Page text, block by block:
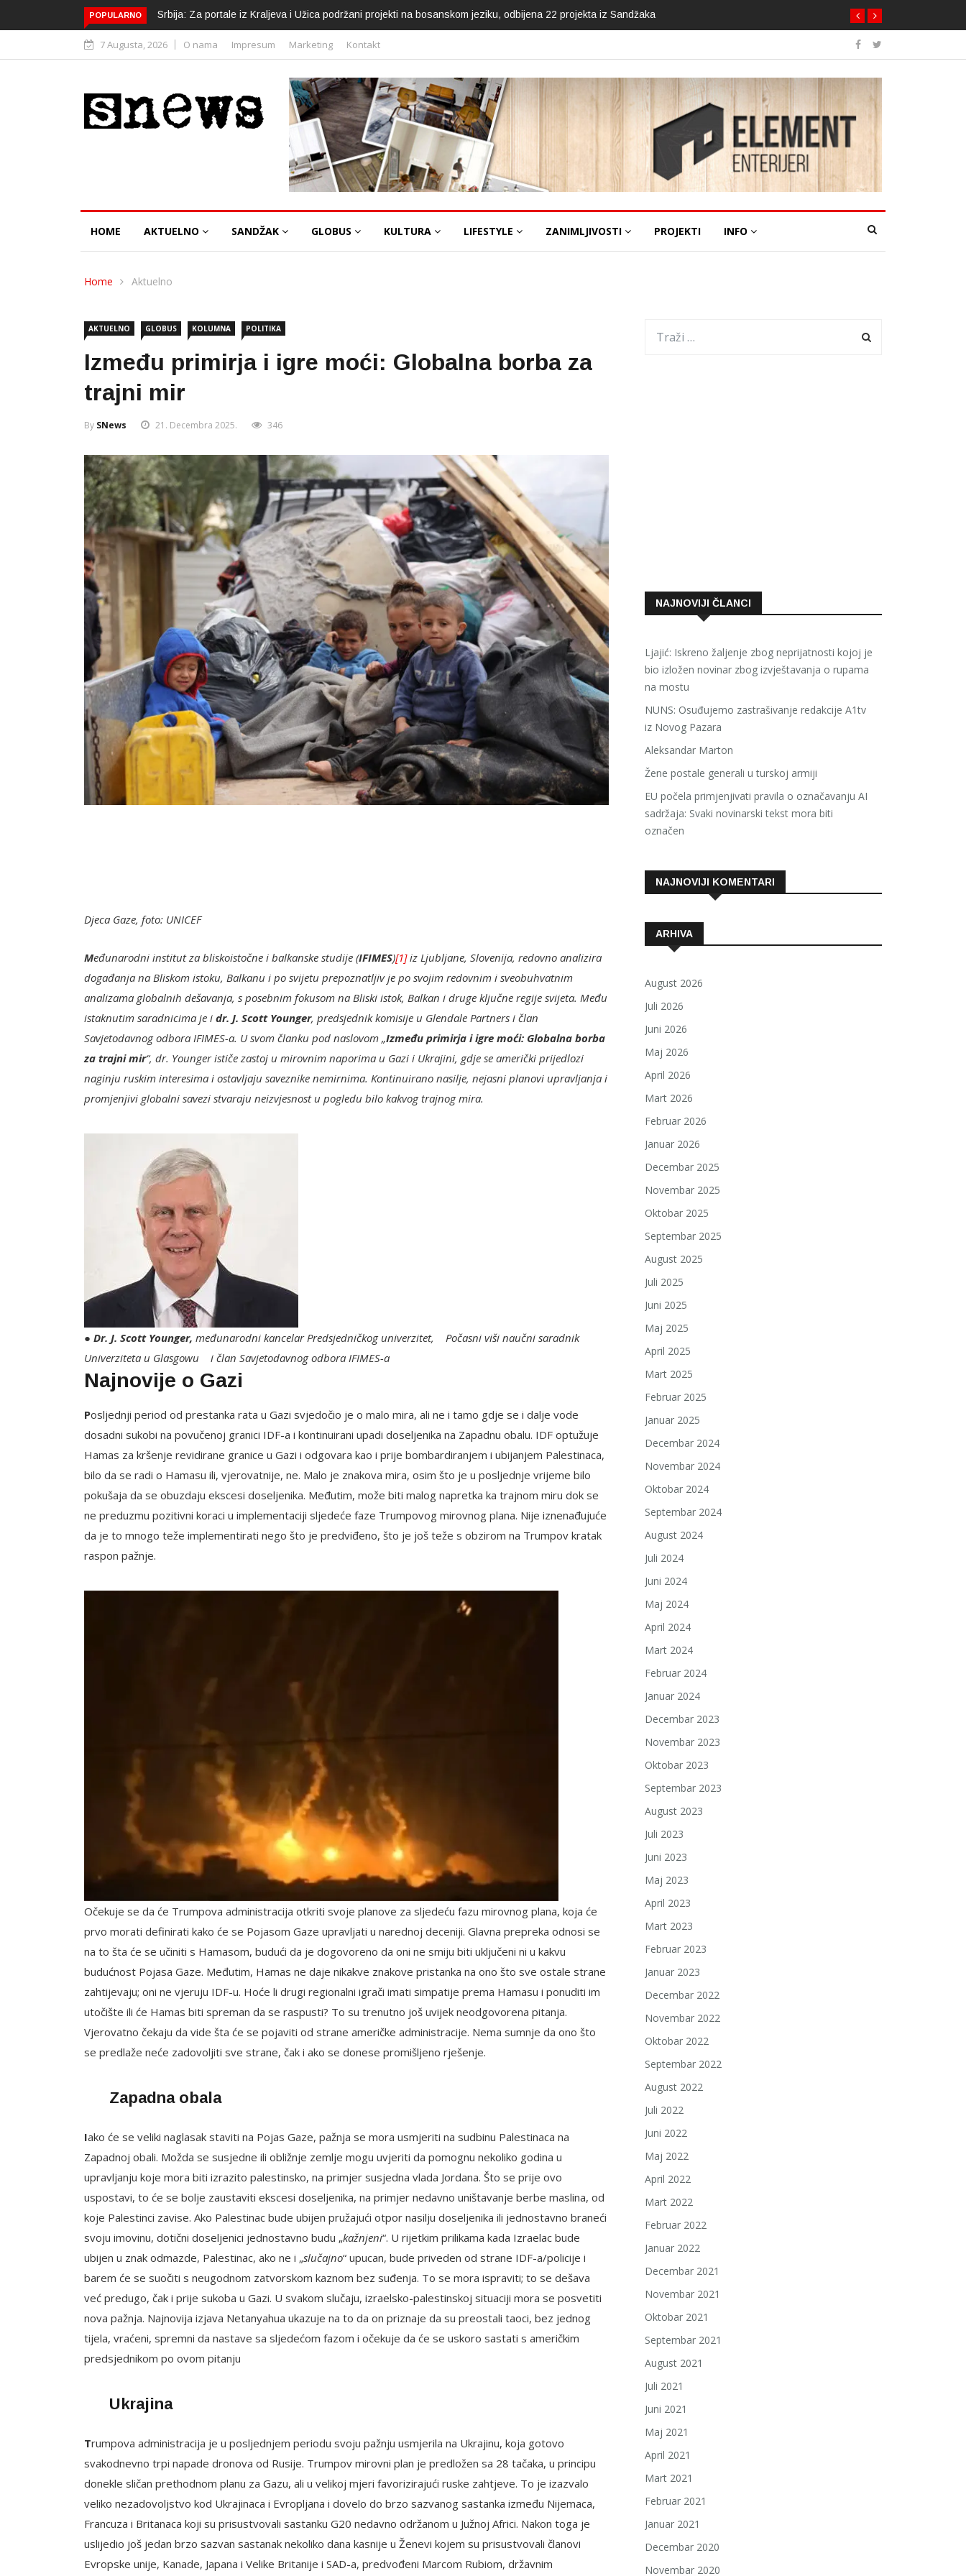
POPULARNO Srbija: Za portale iz Kraljeva i Užica podržani projekti na bosanskom jeziku, odbijena 22 projekta iz Sandžaka
7 Augusta, 2026 O nama Impresum Marketing Kontakt
HOME AKTUELNO SANDŽAK GLOBUS KULTURA LIFESTYLE ZANIMLJIVOSTI PROJEKTI INFO
Home Aktuelno
AKTUELNO GLOBUS KOLUMNA POLITIKA
Između primirja i igre moći: Globalna borba za
trajni mir
By SNews 21. Decembra 2025. 346
Djeca Gaze, foto: UNICEF
Međunarodni institut za bliskoistočne i balkanske studije (IFIMES)[1]iz Ljubljane, Slovenija, redovno analizira
događanja na Bliskom istoku, Balkanu i po svijetu prepoznatljiv je po svojim redovnim i sveobuhvatnim
analizama globalnih dešavanja, s posebnim fokusom na Bliski istok, Balkan i druge ključne regije svijeta. Među
istaknutim saradnicima je i dr. J. Scott Younger, predsjednik komisije u Glendale Partners i član
Savjetodavnog odbora IFIMES-a. U svom članku pod naslovom „Između primirja i igre moći: Globalna borba
za trajni mir“, dr. Younger ističe zastoj u mirovnim naporima u Gazi i Ukrajini, gdje se američki prijedlozi
naginju ruskim interesima i ostavljaju saveznike nemirnima. Kontinuirano nasilje, nejasni planovi upravljanja i
promjenjivi globalni savezi stvaraju neizvjesnost u pogledu bilo kakvog trajnog mira.
● Dr. J. Scott Younger, međunarodni kancelar Predsjedničkog univerzitet, Počasni viši naučni saradnik
Univerziteta u Glasgowu i član Savjetodavnog odbora IFIMES-a
Najnovije o Gazi
Posljednji period od prestanka rata u Gazi svjedočio je o malo mira, ali ne i tamo gdje se i dalje vode
dosadni sukobi na povučenoj granici IDF-a i kontinuirani upadi doseljenika na Zapadnu obalu. IDF optužuje
Hamas za kršenje revidirane granice u Gazi i odgovara kao i prije bombardiranjem i ubijanjem Palestinaca,
bilo da se radi o Hamasu ili, vjerovatnije, ne. Malo je znakova mira, osim što je u posljednje vrijeme bilo
pokušaja da se obuzdaju ekscesi doseljenika. Međutim, može biti malog napretka ka trajnom miru dok se
ne preduzmu pozitivni koraci u implementaciji sljedeće faze Trumpovog mirovnog plana. Nije iznenađujuće
da je to mnogo teže implementirati nego što je predviđeno, što je još teže s obzirom na Trumpov kratak
raspon pažnje.
Očekuje se da će Trumpova administracija otkriti svoje planove za sljedeću fazu mirovnog plana, koja će
prvo morati definirati kako će se Pojasom Gaze upravljati u narednoj deceniji. Glavna prepreka odnosi se
na to šta će se učiniti s Hamasom, budući da je dogovoreno da oni ne smiju biti uključeni ni u kakvu
budućnost Pojasa Gaze. Međutim, Hamas ne daje nikakve znakove pristanka na ono što sve ostale strane
zahtijevaju; oni ne vjeruju IDF-u. Hoće li drugi regionalni igrači imati simpatije prema Hamasu i ponuditi im
utočište ili će Hamas biti spreman da se raspusti? To su trenutno još uvijek neodgovorena pitanja.
Vjerovatno čekaju da vide šta će se pojaviti od strane američke administracije. Nema sumnje da ono što
se predlaže neće zadovoljiti sve strane, čak i ako se donese promišljeno rješenje.
Zapadna obala
Iako će se veliki naglasak staviti na Pojas Gaze, pažnja se mora usmjeriti na sudbinu Palestinaca na
Zapadnoj obali. Možda se susjedne ili obližnje zemlje mogu uvjeriti da pomognu nekoliko godina u
upravljanju koje mora biti izrazito palestinsko, na primjer susjedna vlada Jordana. Što se prije ovo
uspostavi, to će se bolje zaustaviti ekscesi doseljenika, na primjer nedavno uništavanje berbe maslina, od
koje Palestinci zavise. Ako Palestinac bude ubijen pružajući otpor nasilju doseljenika ili jednostavno braneći
svoju imovinu, dotični doseljenici jednostavno budu „kažnjeni“. U rijetkim prilikama kada Izraelac bude
ubijen u znak odmazde, Palestinac, ako ne i „slučajno“ upucan, bude priveden od strane IDF-a/policije i
barem će se suočiti s neugodnom zatvorskom kaznom bez suđenja. To se mora ispraviti; to se dešava
već predugo, čak i prije sukoba u Gazi. U svakom slučaju, izraelsko-palestinskoj situaciji mora se posvetiti
nova pažnja. Najnovija izjava Netanyahua ukazuje na to da on priznaje da su preostali taoci, bez jednog
tijela, vraćeni, spremni da nastave sa sljedećom fazom i očekuje da će se uskoro sastati s američkim
predsjednikom po ovom pitanju
Ukrajina
Trumpova administracija je u posljednjem periodu svoju pažnju usmjerila na Ukrajinu, koja gotovo
svakodnevno trpi napade dronova od Rusije. Trumpov mirovni plan je predložen sa 28 tačaka, u principu
donekle sličan prethodnom planu za Gazu, ali u velikoj mjeri favorizirajući ruske zahtjeve. To je izazvalo
veliko nezadovoljstvo kod Ukrajinaca i Evropljana i dovelo do brzo sazvanog sastanka između Nijemaca,
Francuza i Britanaca koji su prisustvovali sastanku G20 nedavno održanom u Južnoj Africi. Nakon toga je
uslijedio još jedan brzo sazvan sastanak nekoliko dana kasnije u Ženevi kojem su prisustvovali članovi
Evropske unije, Kanade, Japana i Velike Britanije i SAD-a, predvođeni Marcom Rubiom, državnim
NAJNOVIJI ČLANCI
Ljajić: Iskreno žaljenje zbog neprijatnosti kojoj je
bio izložen novinar zbog izvještavanja o rupama
na mostu
NUNS: Osuđujemo zastrašivanje redakcije A1tv
iz Novog Pazara
Aleksandar Marton
Žene postale generali u turskoj armiji
EU počela primjenjivati pravila o označavanju AI
sadržaja: Svaki novinarski tekst mora biti
označen
NAJNOVIJI KOMENTARI
ARHIVA
August 2026
Juli 2026
Juni 2026
Maj 2026
April 2026
Mart 2026
Februar 2026
Januar 2026
Decembar 2025
Novembar 2025
Oktobar 2025
Septembar 2025
August 2025
Juli 2025
Juni 2025
Maj 2025
April 2025
Mart 2025
Februar 2025
Januar 2025
Decembar 2024
Novembar 2024
Oktobar 2024
Septembar 2024
August 2024
Juli 2024
Juni 2024
Maj 2024
April 2024
Mart 2024
Februar 2024
Januar 2024
Decembar 2023
Novembar 2023
Oktobar 2023
Septembar 2023
August 2023
Juli 2023
Juni 2023
Maj 2023
April 2023
Mart 2023
Februar 2023
Januar 2023
Decembar 2022
Novembar 2022
Oktobar 2022
Septembar 2022
August 2022
Juli 2022
Juni 2022
Maj 2022
April 2022
Mart 2022
Februar 2022
Januar 2022
Decembar 2021
Novembar 2021
Oktobar 2021
Septembar 2021
August 2021
Juli 2021
Juni 2021
Maj 2021
April 2021
Mart 2021
Februar 2021
Januar 2021
Decembar 2020
Novembar 2020